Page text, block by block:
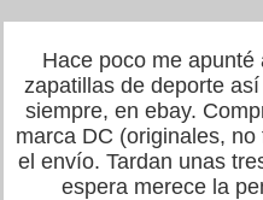
Hace poco me
zapatillas de deporte
siempre, en ebay.
marca DC (originales,
el envío. Tardan unas
espera merece la